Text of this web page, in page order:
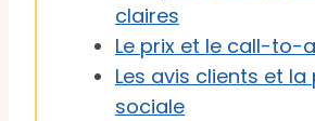
claires
Le prix et le call-to-
Les avis clients et la
sociale